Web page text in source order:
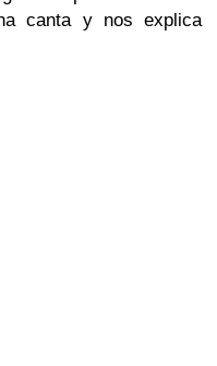
canta y nos explica